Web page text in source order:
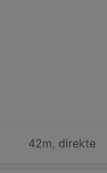
42m, direkte